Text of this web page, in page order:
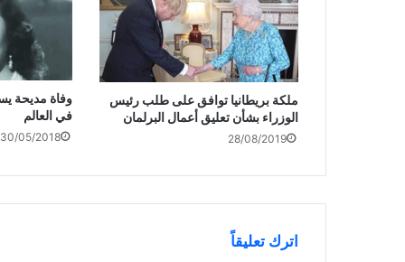
) ح
ف
ي
ن
ا
ف
ذ
ج
د
ي
د
ة
ف
ذ
ة
ج
د
ي
ة
)
ن
ا
ف
ذ
ة
ج
د
د
ة
)
ملكة بريطانيا توافق على طلب رئيس
الوزراء بشأن تعليق أعمال البرلمان
28/08/2019
في العالم
30/05/2018
اترك تعليقاً